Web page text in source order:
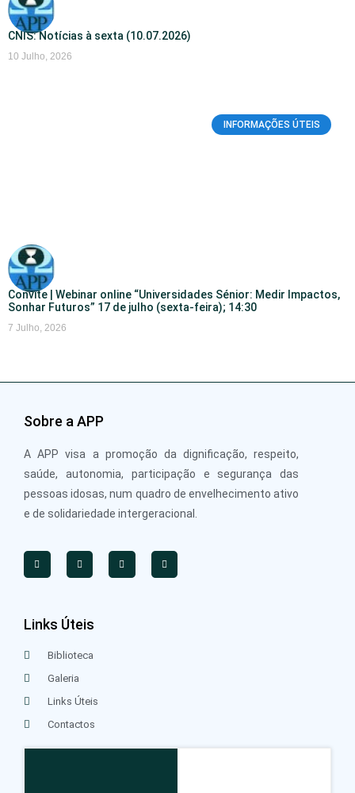
CNIS: Notícias à sexta (10.07.2026)
10 Julho, 2026
INFORMAÇÕES ÚTEIS
Convite | Webinar online “Universidades Sénior: Medir Impactos,
Sonhar Futuros” 17 de julho (sexta-feira); 14:30
7 Julho, 2026
Sobre a APP
A APP visa a promoção da dignificação, respeito,
saúde, autonomia, participação e segurança das
pessoas idosas, num quadro de envelhecimento ativo
e de solidariedade intergeracional.
Links Úteis
Biblioteca
Galeria
Links Úteis
Contactos